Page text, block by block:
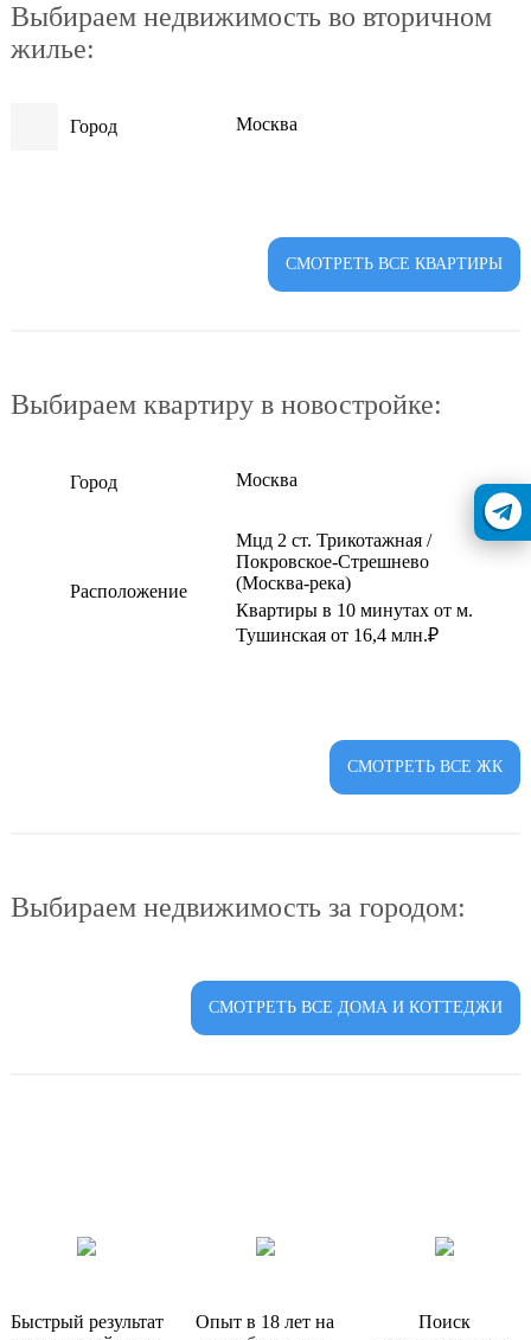
Выбираем недвижимость во вторичном
жилье:
Город Москва
СМОТРЕТЬ ВСЕ КВАРТИРЫ
Выбираем квартиру в новостройке:
Город Москва
Расположение
Мцд 2 ст. Трикотажная /
Покровское-Стрешнево
(Москва-река)
Квартиры в 10 минутах от м.
Тушинская от 16,4 млн.₽
СМОТРЕТЬ ВСЕ ЖК
Выбираем недвижимость за городом:
СМОТРЕТЬ ВСЕ ДОМА И КОТТЕДЖИ
Быстрый результат
Опыт в 18 лет на
Поиск